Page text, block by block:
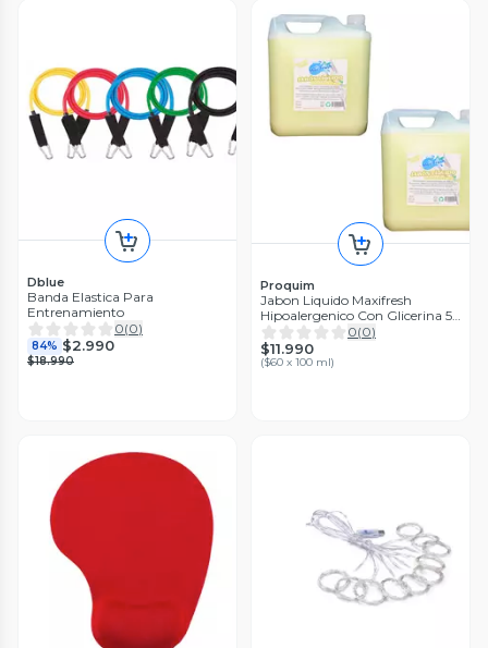
Dblue
Banda Elastica Para
Entrenamiento
0(0)
84% $2.990
$18.990
Proquim
Jabon Liquido Maxifresh
Hipoalergenico Con Glicerina 5
Litros 2 Unidades
0(0)
$11.990
($60 x 100 ml)